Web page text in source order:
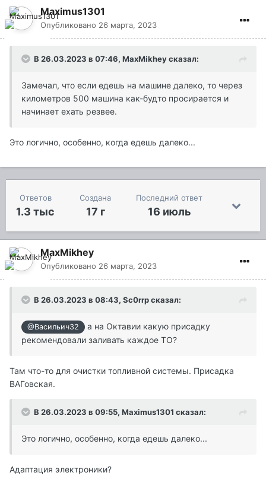
Maximus1301
Опубликовано 26 марта, 2023
В 26.03.2023 в 07:46, MaxMikheyсказал:
Замечал, что если едешь на машине далеко, то через
километров 500 машина как-будто просирается и
начинает ехать резвее.
Это логично, особенно, когда едешь далеко...
Ответов
1.3 тыс
Создана
17 г
Последний ответ
16 июль
MaxMikhey
Опубликовано 26 марта, 2023
В 26.03.2023 в 08:43, Sc0rrpсказал:
@Васильич32
а на Октавии какую присадку
рекомендовали заливать каждое ТО?
Там что-то для очистки топливной системы. Присадка
ВАГовская.
В 26.03.2023 в 09:55, Maximus1301 сказал:
Это логично, особенно, когда едешь далеко...
Адаптация электроники?